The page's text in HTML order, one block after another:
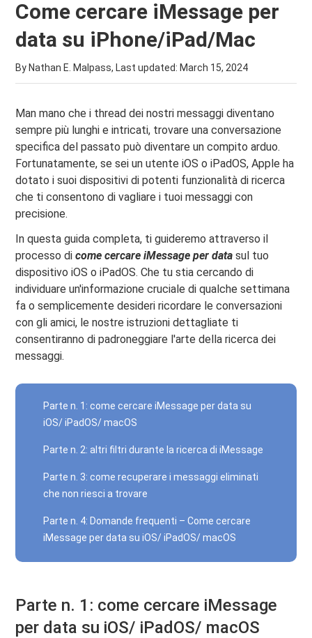
Come cercare iMessage per
data su iPhone/iPad/Mac
By Nathan E. Malpass, Last updated: March 15, 2024
Man mano che i thread dei nostri messaggi diventano
sempre più lunghi e intricati, trovare una conversazione
specifica del passato può diventare un compito arduo.
Fortunatamente, se sei un utente iOS o iPadOS, Apple ha
dotato i suoi dispositivi di potenti funzionalità di ricerca
che ti consentono di vagliare i tuoi messaggi con
precisione.
In questa guida completa, ti guideremo attraverso il
processo dicome cercare iMessage per data sul tuo
dispositivo iOS o iPadOS. Che tu stia cercando di
individuare un'informazione cruciale di qualche settimana
fa o semplicemente desideri ricordare le conversazioni
con gli amici, le nostre istruzioni dettagliate ti
consentiranno di padroneggiare l'arte della ricerca dei
messaggi.
Parte n. 1: come cercare iMessage per data su
iOS/ iPadOS/ macOS
Parte n. 2: altri filtri durante la ricerca di iMessage
Parte n. 3: come recuperare i messaggi eliminati
che non riesci a trovare
Parte n. 4: Domande frequenti – Come cercare
iMessage per data su iOS/ iPadOS/ macOS
Parte n. 1: come cercare iMessage
per data su iOS/ iPadOS/ macOS